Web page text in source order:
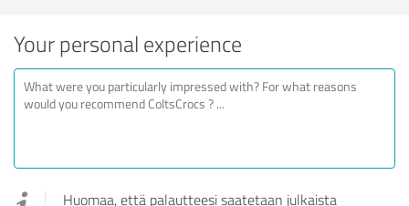
Your personal experience
Huomaa, että palautteesi saatetaan julkaista